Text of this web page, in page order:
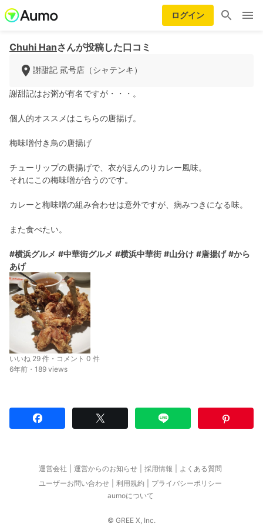
ログイン
Chuhi Hanさんが投稿した口コミ
謝甜記 貮号店（シャテンキ）
謝甜記はお粥が有名ですが・・・。
個人的オススメはこちらの唐揚げ。
梅味噌付き鳥の唐揚げ
チューリップの唐揚げで、衣がほんのりカレー風味。
それにこの梅味噌が合うのです。
カレーと梅味噌の組み合わせは意外ですが、病みつきになる味。
また食べたい。
#横浜グルメ #中華街グルメ #横浜中華街 #山分け #唐揚げ #から
あげ
いいね 29 件・コメント 0 件
6年前・189 views
運営会社 運営からのお知らせ 採用情報
よくある質問
ユーザーお問い合わせ
利用規約
プライバシーポリシー
aumoについて
© GREE X, Inc.